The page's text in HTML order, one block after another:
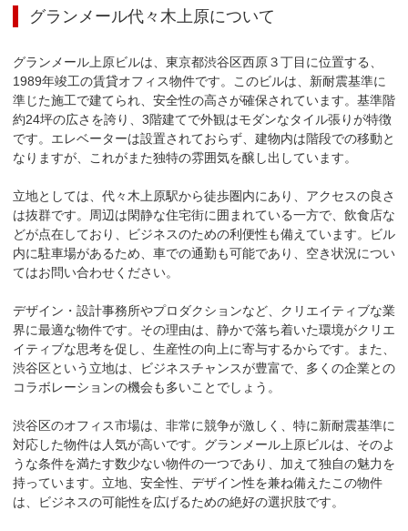
グランメール代々木上原について
グランメール上原ビルは、東京都渋谷区西原３丁目に位置する、
1989年竣工の賃貸オフィス物件です。このビルは、新耐震基準に
準じた施工で建てられ、安全性の高さが確保されています。基準階
約24坪の広さを誇り、3階建てで外観はモダンなタイル張りが特徴
です。エレベーターは設置されておらず、建物内は階段での移動と
なりますが、これがまた独特の雰囲気を醸し出しています。
立地としては、代々木上原駅から徒歩圏内にあり、アクセスの良さ
は抜群です。周辺は閑静な住宅街に囲まれている一方で、飲食店な
どが点在しており、ビジネスのための利便性も備えています。ビル
内に駐車場があるため、車での通勤も可能であり、空き状況につい
てはお問い合わせください。
デザイン・設計事務所やプロダクションなど、クリエイティブな業
界に最適な物件です。その理由は、静かで落ち着いた環境がクリエ
イティブな思考を促し、生産性の向上に寄与するからです。また、
渋谷区という立地は、ビジネスチャンスが豊富で、多くの企業との
コラボレーションの機会も多いことでしょう。
渋谷区のオフィス市場は、非常に競争が激しく、特に新耐震基準に
対応した物件は人気が高いです。グランメール上原ビルは、そのよ
うな条件を満たす数少ない物件の一つであり、加えて独自の魅力を
持っています。立地、安全性、デザイン性を兼ね備えたこの物件
は、ビジネスの可能性を広げるための絶好の選択肢です。